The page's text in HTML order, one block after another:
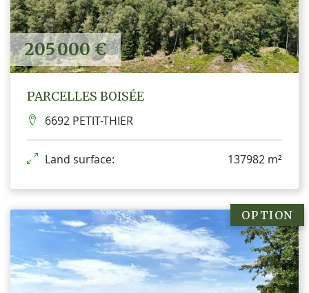
205 000 €
PARCELLES BOISÉE
6692 PETIT-THIER
Land surface: 137982 m²
OPTION